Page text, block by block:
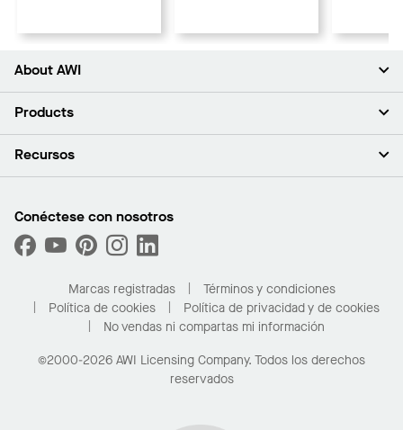
About AWI
Acerca de nosotros
Sala de prensa
Sustentabilidad
¿Cuáles son mis opciones de compra?
Products
Plafones
Capacidades personalizadas
Desempeño
Recursos
Buscar un distribuidor
Solicitar muestras
Compre en línea con Kanopi
Para el hogar
Conéctese con nosotros
Marcas registradas
Términos y condiciones
Política de cookies
Política de privacidad y de cookies
No vendas ni compartas mi información
©2000-2026 AWI Licensing Company. Todos los derechos
reservados